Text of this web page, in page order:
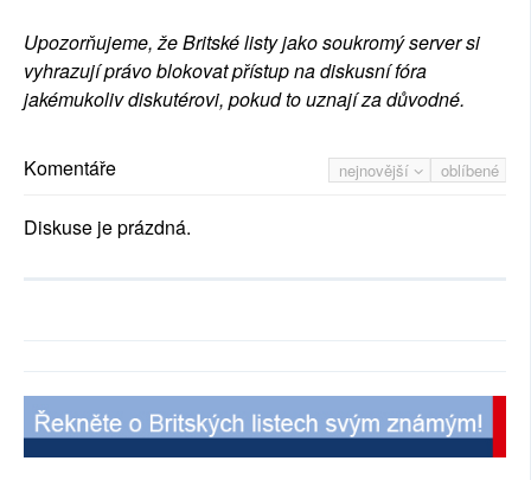
Upozorňujeme, že Britské listy jako soukromý server si
vyhrazují právo blokovat přístup na diskusní fóra
jakémukoliv diskutérovi, pokud to uznají za důvodné.
nejnovější oblíbené
Komentáře
Diskuse je prázdná.